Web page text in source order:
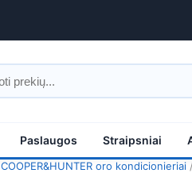
Paslaugos Straipsniai
COOPER&HUNTER oro kondicionieriai